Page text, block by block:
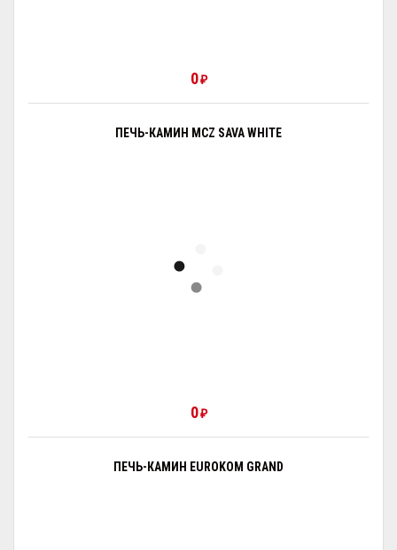
0₽
ПЕЧЬ-КАМИН MCZ SAVA WHITE
0₽
ПЕЧЬ-КАМИН EUROKOM GRAND